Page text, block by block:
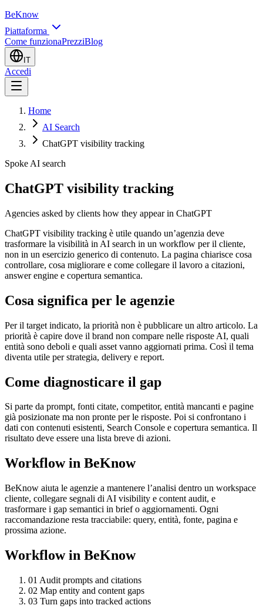
BeKnow
Piattaforma
Come funzionaPrezziBlog
IT
Accedi
Home
AI Search
ChatGPT visibility tracking
Spoke AI search
ChatGPT visibility tracking
Agencies asked by clients how they appear in ChatGPT
ChatGPT visibility tracking è utile quando un’agenzia deve
trasformare la visibilità in AI search in un workflow per il cliente,
non in un esercizio generico di contenuto. La pagina chiarisce cosa
controllare, cosa migliorare e come collegare il lavoro a citazioni,
answer engine e copertura semantica.
Cosa significa per le agenzie
Per il target indicato, la priorità non è pubblicare un altro articolo. La
priorità è capire dove il brand non compare nelle risposte AI, quali
entità sono deboli e quali asset vanno aggiornati prima. Così il tema
diventa utile per strategia, delivery e report.
Come diagnosticare il gap
Si parte da prompt, fonti citate, competitor, entità mancanti e pagine
già posizionate ma non pronte per le risposte. Poi si confrontano i
dati con contenuti esistenti, Search Console e copertura semantica. Il
risultato deve essere una lista breve di azioni.
Workflow in BeKnow
BeKnow aiuta le agenzie a mantenere l’analisi dentro un workspace
cliente, collegare segnali di AI visibility e content audit, e
trasformare i gap semantici in brief o aggiornamenti. Ogni
raccomandazione resta tracciabile: query, entità, fonte, pagina e
prossima azione.
Workflow in BeKnow
01 Audit prompts and citations
02 Map entity and content gaps
03 Turn gaps into tracked actions